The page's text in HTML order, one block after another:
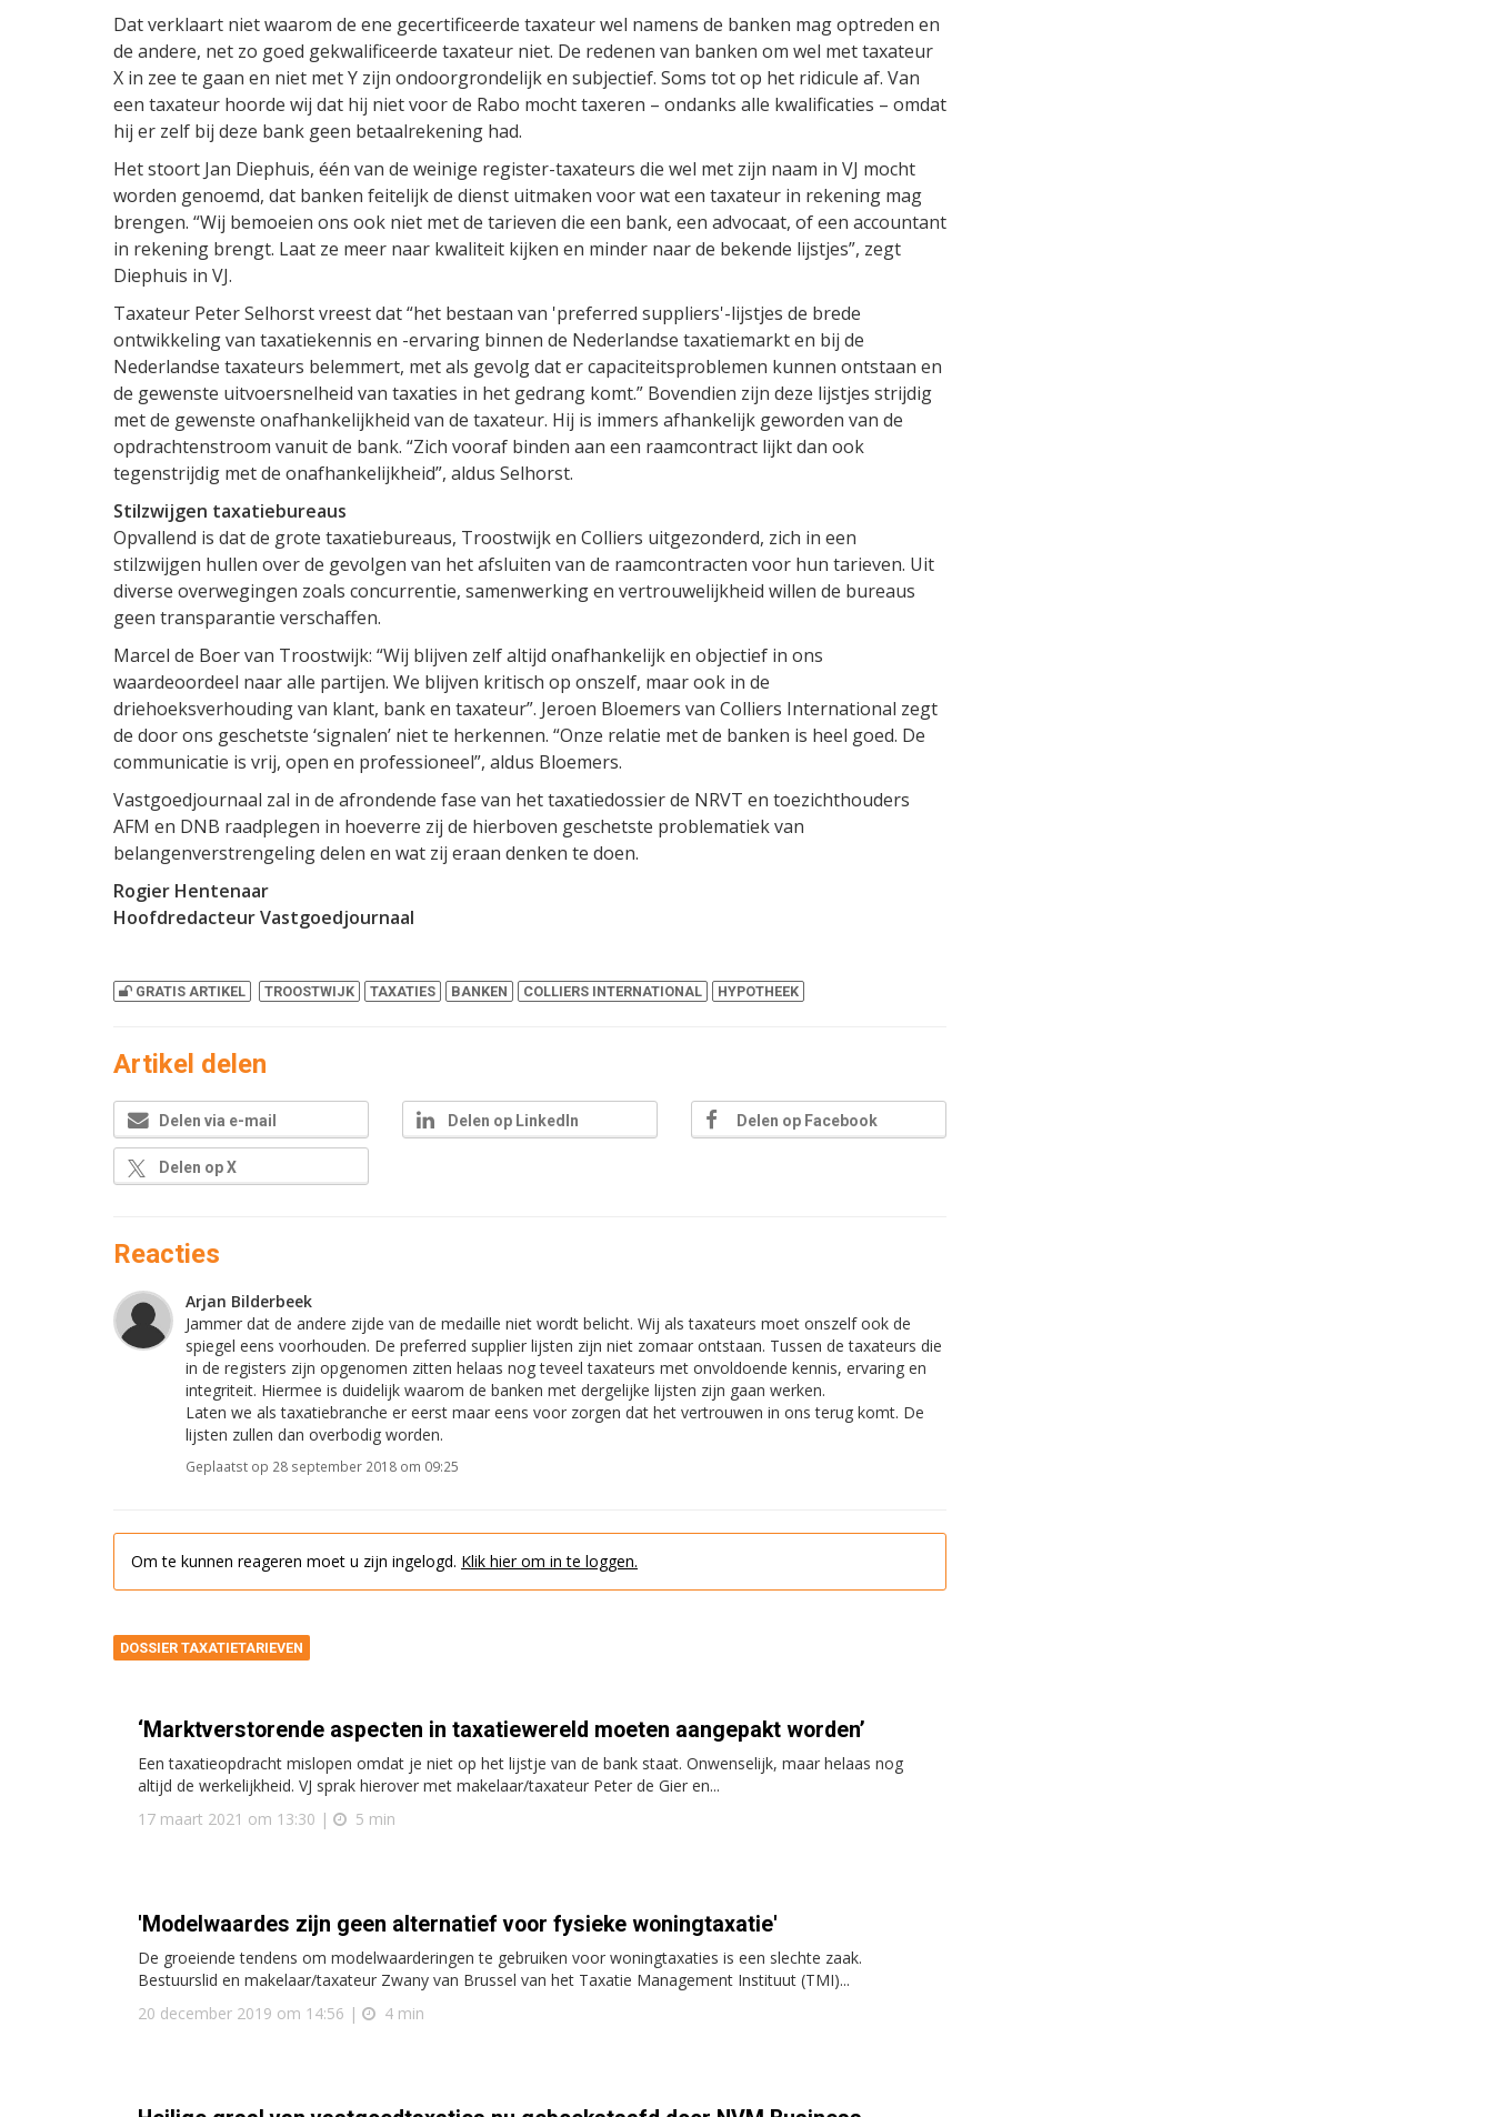
Dat verklaart niet waarom de ene gecertificeerde taxateur wel namens de banken mag optreden en
de andere, net zo goed gekwalificeerde taxateur niet. De redenen van banken om wel met taxateur
X in zee te gaan en niet met Y zijn ondoorgrondelijk en subjectief. Soms tot op het ridicule af. Van
een taxateur hoorde wij dat hij niet voor de Rabo mocht taxeren – ondanks alle kwalificaties – omdat
hij er zelf bij deze bank geen betaalrekening had.
Het stoort Jan Diephuis, één van de weinige register-taxateurs die wel met zijn naam in VJ mocht
worden genoemd, dat banken feitelijk de dienst uitmaken voor wat een taxateur in rekening mag
brengen. “Wij bemoeien ons ook niet met de tarieven die een bank, een advocaat, of een accountant
in rekening brengt. Laat ze meer naar kwaliteit kijken en minder naar de bekende lijstjes”, zegt
Diephuis in VJ.
Taxateur Peter Selhorst vreest dat “het bestaan van 'preferred suppliers'-lijstjes de brede
ontwikkeling van taxatiekennis en -ervaring binnen de Nederlandse taxatiemarkt en bij de
Nederlandse taxateurs belemmert, met als gevolg dat er capaciteitsproblemen kunnen ontstaan en
de gewenste uitvoersnelheid van taxaties in het gedrang komt.” Bovendien zijn deze lijstjes strijdig
met de gewenste onafhankelijkheid van de taxateur. Hij is immers afhankelijk geworden van de
opdrachtenstroom vanuit de bank. “Zich vooraf binden aan een raamcontract lijkt dan ook
tegenstrijdig met de onafhankelijkheid”, aldus Selhorst.
Stilzwijgen taxatiebureaus
Opvallend is dat de grote taxatiebureaus, Troostwijk en Colliers uitgezonderd, zich in een
stilzwijgen hullen over de gevolgen van het afsluiten van de raamcontracten voor hun tarieven. Uit
diverse overwegingen zoals concurrentie, samenwerking en vertrouwelijkheid willen de bureaus
geen transparantie verschaffen.
Marcel de Boer van Troostwijk: “Wij blijven zelf altijd onafhankelijk en objectief in ons
waardeoordeel naar alle partijen. We blijven kritisch op onszelf, maar ook in de
driehoeksverhouding van klant, bank en taxateur”. Jeroen Bloemers van Colliers International zegt
de door ons geschetste ‘signalen’ niet te herkennen. “Onze relatie met de banken is heel goed. De
communicatie is vrij, open en professioneel”, aldus Bloemers.
Vastgoedjournaal zal in de afrondende fase van het taxatiedossier de NRVT en toezichthouders
AFM en DNB raadplegen in hoeverre zij de hierboven geschetste problematiek van
belangenverstrengeling delen en wat zij eraan denken te doen.
Rogier Hentenaar
Hoofdredacteur Vastgoedjournaal
GRATIS ARTIKEL TROOSTWIJK TAXATIES BANKEN COLLIERS INTERNATIONAL HYPOTHEEK
Artikel delen
Delen via e-mail Delen op LinkedIn Delen op Facebook
Delen op X
Reacties
Arjan Bilderbeek
Jammer dat de andere zijde van de medaille niet wordt belicht. Wij als taxateurs moet onszelf ook de
spiegel eens voorhouden. De preferred supplier lijsten zijn niet zomaar ontstaan. Tussen de taxateurs die
in de registers zijn opgenomen zitten helaas nog teveel taxateurs met onvoldoende kennis, ervaring en
integriteit. Hiermee is duidelijk waarom de banken met dergelijke lijsten zijn gaan werken.
Laten we als taxatiebranche er eerst maar eens voor zorgen dat het vertrouwen in ons terug komt. De
lijsten zullen dan overbodig worden.
Geplaatst op 28 september 2018 om 09:25
Om te kunnen reageren moet u zijn ingelogd. Klik hier om in te loggen.
DOSSIER TAXATIETARIEVEN
‘Marktverstorende aspecten in taxatiewereld moeten aangepakt worden’
Een taxatieopdracht mislopen omdat je niet op het lijstje van de bank staat. Onwenselijk, maar helaas nog
altijd de werkelijkheid. VJ sprak hierover met makelaar/taxateur Peter de Gier en...
17 maart 2021 om 13:30 |
5 min
'Modelwaardes zijn geen alternatief voor fysieke woningtaxatie'
De groeiende tendens om modelwaarderingen te gebruiken voor woningtaxaties is een slechte zaak.
Bestuurslid en makelaar/taxateur Zwany van Brussel van het Taxatie Management Instituut (TMI)...
20 december 2019 om 14:56 |
4 min